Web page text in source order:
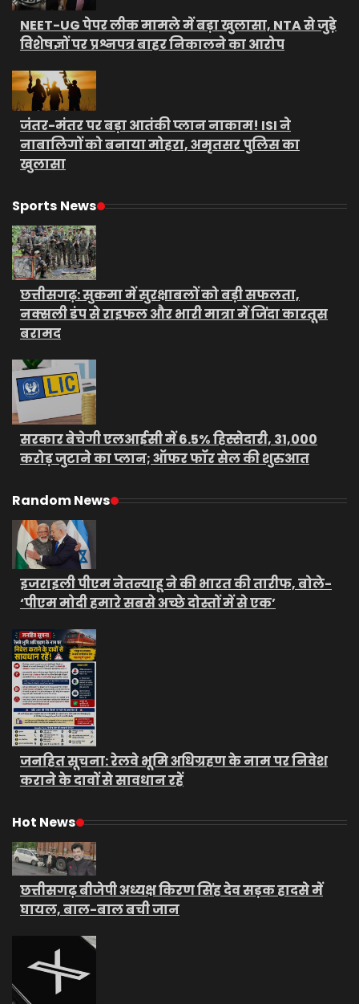
NEET-UG पेपर लीक मामले में बड़ा खुलासा, NTA से जुड़े
विशेषज्ञों पर प्रश्नपत्र बाहर निकालने का आरोप
जंतर-मंतर पर बड़ा आतंकी प्लान नाकाम! ISI ने
नाबालिगों को बनाया मोहरा, अमृतसर पुलिस का
खुलासा
Sports News
छत्तीसगढ़: सुकमा में सुरक्षाबलों को बड़ी सफलता,
नक्सली डंप से राइफल और भारी मात्रा में जिंदा कारतूस
बरामद
सरकार बेचेगी एलआईसी में 6.5% हिस्सेदारी, 31,000
करोड़ जुटाने का प्लान; ऑफर फॉर सेल की शुरुआत
Random News
इजराइली पीएम नेतन्याहू ने की भारत की तारीफ, बोले-
‘पीएम मोदी हमारे सबसे अच्छे दोस्तों में से एक’
जनहित सूचना: रेलवे भूमि अधिग्रहण के नाम पर निवेश
कराने के दावों से सावधान रहें
Hot News
छत्तीसगढ़ बीजेपी अध्यक्ष किरण सिंह देव सड़क हादसे में
घायल, बाल-बाल बची जान